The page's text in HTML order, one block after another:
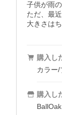
子供が雨
ただ、最
大きさは
購入し
カラー/
購入し